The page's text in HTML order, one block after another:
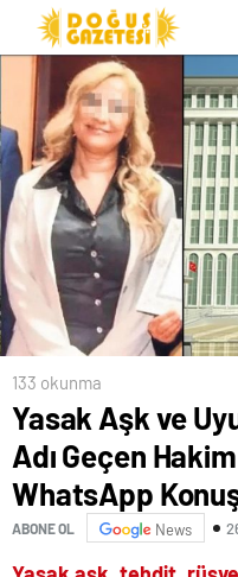
Konuşmaları Ortaya Çıktı
133 okunma
Yasak Aşk ve
Adı Geçen
WhatsApp
ABONE OL News